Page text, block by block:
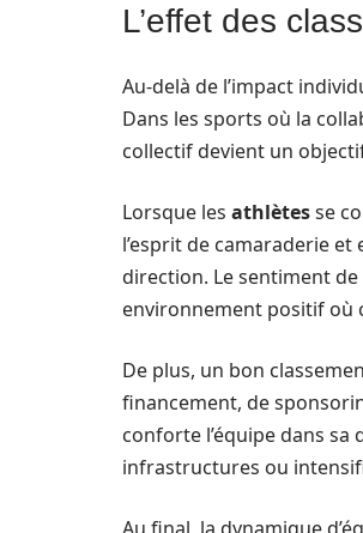
L’effet des
Au-delà de l’impact
Dans les sports où la
collectif devient un
Lorsque les athlètesse
l’esprit de camaraderie
direction. Le sentiment
environnement positif où
De plus, un bon
financement, de
conforte l’équipe dans
infrastructures ou